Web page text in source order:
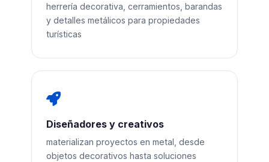
herrería decorativa, cerramientos, barandas
y detalles metálicos para propiedades
turísticas
Diseñadores y creativos
materializan proyectos en metal, desde
objetos decorativos hasta soluciones